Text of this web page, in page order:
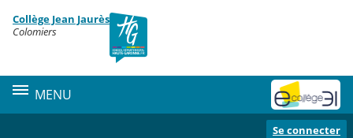
Menu de la rubrique
Contenu
Collège Jean Jaurès
Colomiers
MENU
Se connecter